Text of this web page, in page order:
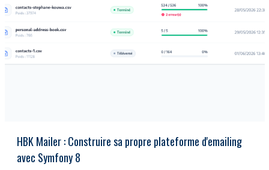
HBK Mailer : Construire sa propre plateforme d'emailing
avec Symfony 8